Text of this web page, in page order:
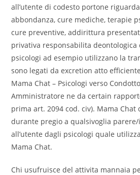
all’utente di codesto portone
abbondanza, cure mediche, terapie
cure preventive, addirittura
privativa responsabilita deontologica
psicologi ad esempio utilizzano la
sono legati da excretion atto
Mama Chat – Psicologi verso
Amministratore ne da certain
prima art. 2094 cod. civ). Mama
durante pregio a qualsivoglia
all’utente dagli psicologi quale
Mama Chat.
Chi usufruisce del attivita mannaia